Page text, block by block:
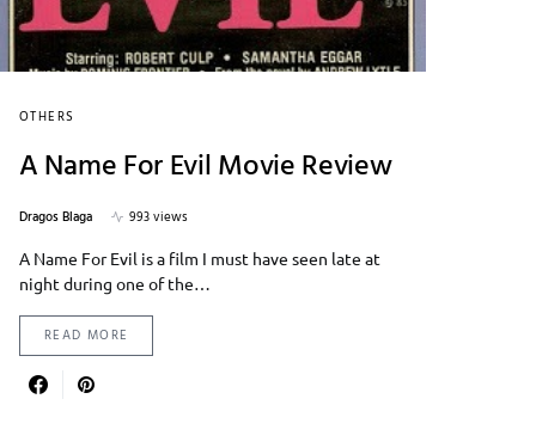
OTHERS
A Name For Evil Movie Review
Dragos Blaga
993 views
A Name For Evil is a film I must have seen late at
night during one of the…
READ MORE